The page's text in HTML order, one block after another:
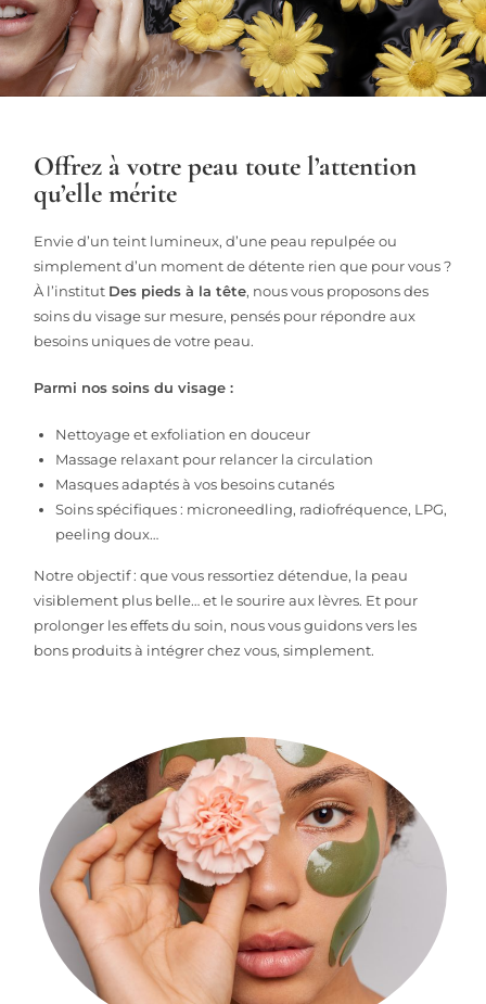
Offrez à votre peau toute l’attention
qu’elle mérite
Envie d’un teint lumineux, d’une peau repulpée ou
simplement d’un moment de détente rien que pour vous ?
À l’institut Des pieds à la tête, nous vous proposons des
soins du visage sur mesure, pensés pour répondre aux
besoins uniques de votre peau.
Parmi nos soins du visage :
Nettoyage et exfoliation en douceur
Massage relaxant pour relancer la circulation
Masques adaptés à vos besoins cutanés
Soins spécifiques : microneedling, radiofréquence, LPG,
peeling doux…
Notre objectif : que vous ressortiez détendue, la peau
visiblement plus belle… et le sourire aux lèvres. Et pour
prolonger les effets du soin, nous vous guidons vers les
bons produits à intégrer chez vous, simplement.